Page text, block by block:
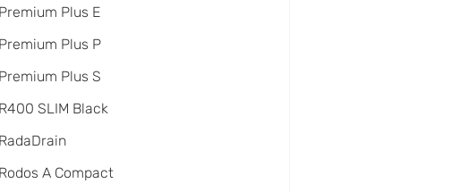
Premium Plus E
Premium Plus P
Premium Plus S
R400 SLIM Black
RadаDrain
Rodos A Compact